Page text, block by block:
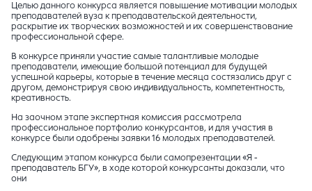
Целью данного конкурса является повышение мотивации молодых
преподавателей вуза к преподавательской деятельности,
раскрытие их творческих возможностей и их совершенствование
профессиональной сфере.
В конкурсе приняли участие самые талантливые молодые
преподаватели, имеющие большой потенциал для будущей
успешной карьеры, которые в течение месяца состязались друг с
другом, демонстрируя свою индивидуальность, компетентность,
креативность.
На заочном этапе экспертная комиссия рассмотрела
профессиональное портфолио конкурсантов, и для участия в
конкурсе были одобрены заявки 16 молодых преподавателей.
Следующим этапом конкурса были самопрезентации «Я -
преподаватель БГУ», в ходе которой конкурсанты доказали, что
они